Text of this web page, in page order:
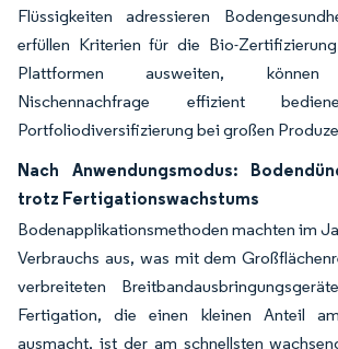
Flüssigkeiten adressieren
erfüllen Kriterien für die Bio-
Plattformen ausweiten, können
Nischennachfrage effizient
Portfoliodiversifizierung bei großen
Nach Anwendungsmodus:
trotz Fertigationswachstums
Bodenapplikationsmethoden machten im
Verbrauchs aus, was mit dem
verbreiteten
Fertigation, die einen kleinen Anteil
ausmacht, ist der am schnellsten